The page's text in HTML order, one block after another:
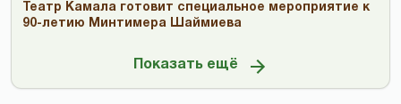
Театр Камала готовит специальное мероприятие к
90-летию Минтимера Шаймиева
Показать ещё